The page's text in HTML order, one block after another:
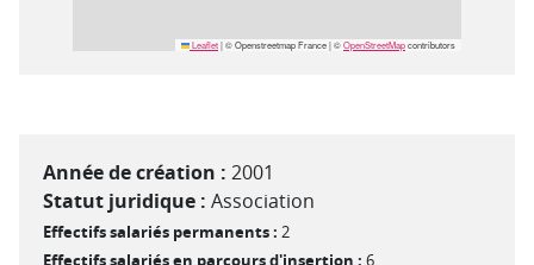
Leaflet|© Openstreetmap France | ©OpenStreetMapcontributors
Année de création : 2001
Statut juridique : Association
Effectifs salariés permanents : 2
Effectifs salariés en parcours d'insertion : 6